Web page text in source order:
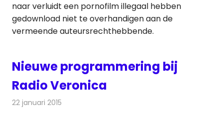
naar verluidt een pornofilm illegaal hebben
gedownload niet te overhandigen aan de
vermeende auteursrechthebbende.
Nieuwe programmering bij
Radio Veronica
22 januari 2015